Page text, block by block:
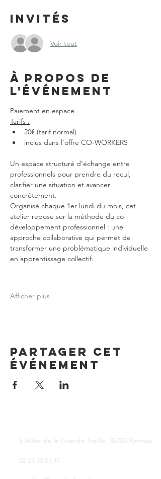
Invités
Voir tout
À propos de
l'événement
Paiement en espace
Tarifs :
20€ (tarif normal)
inclus dans l'offre CO-WORKERS
Un espace structuré d’échange entre
professionnels pour prendre du recul,
clarifier une situation et avancer
concrètement.
Organisé chaque 1er lundi du mois, cet
atelier repose sur la méthode du co-
développement professionnel : une
approche collaborative qui permet de
transformer une problématique individuelle
en apprentissage collectif.
Afficher plus
Partager cet
événement